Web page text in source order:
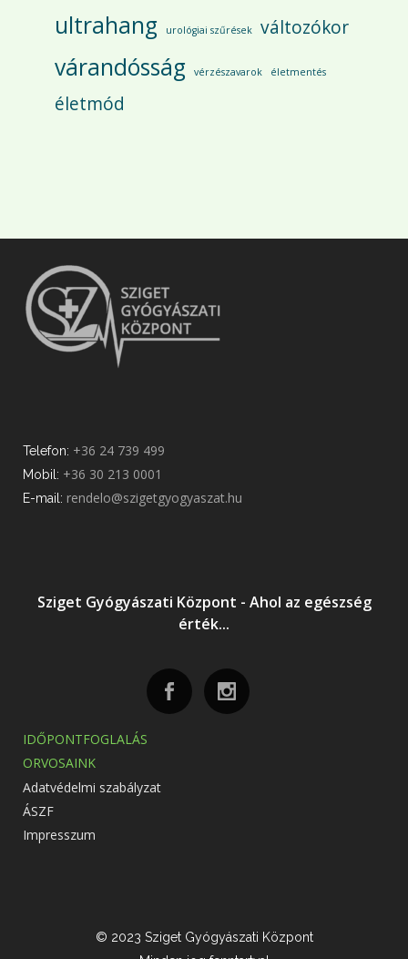
ultrahang urológiai szűrések változókor
várandósság vérzészavarok életmentés
életmód
Telefon: +36 24 739 499
Mobil: +36 30 213 0001
E-mail: rendelo@szigetgyogyaszat.hu
Sziget Gyógyászati Központ - Ahol az egészség
érték...
IDŐPONTFOGLALÁS
ORVOSAINK
Adatvédelmi szabályzat
ÁSZF
Impresszum
© 2023 Sziget Gyógyászati Központ